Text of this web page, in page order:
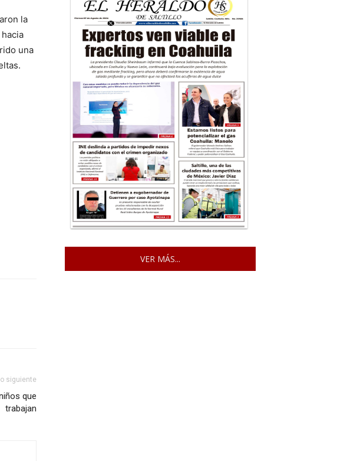
la
una
siguiente
que
trabajan
VER MÁS...